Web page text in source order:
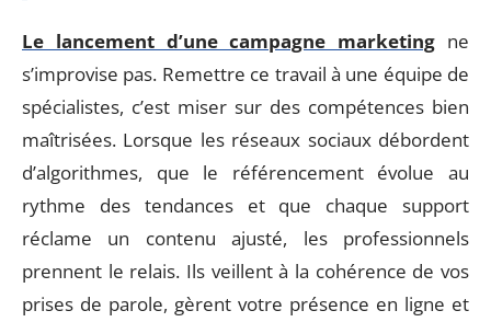
Le lancement d’une campagne marketing ne
s’improvise pas. Remettre ce travail à une équipe de
spécialistes, c’est miser sur des compétences bien
maîtrisées. Lorsque les réseaux sociaux débordent
d’algorithmes, que le référencement évolue au
rythme des tendances et que chaque support
réclame un contenu ajusté, les professionnels
prennent le relais. Ils veillent à la cohérence de vos
prises de parole, gèrent votre présence en ligne et